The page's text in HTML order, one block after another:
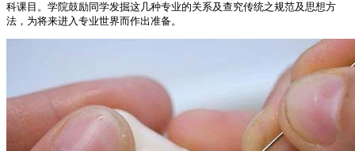
科课目。学院鼓励同学发掘这几种专业的关系及查究传统之规范及思想方
法，为将来进入专业世界而作出准备。